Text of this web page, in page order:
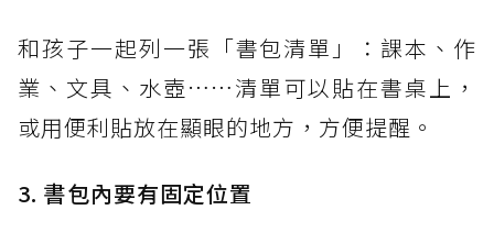
和孩子一起列一張「書包清單」：課本、作
業、文具、水壺……清單可以貼在書桌上，
或用便利貼放在顯眼的地方，方便提醒。
3. 書包內要有固定位置